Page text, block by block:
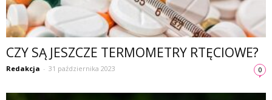
CZY SĄ JESZCZE TERMOMETRY RTĘCIOWE?
Redakcja - 31 października 2023 0